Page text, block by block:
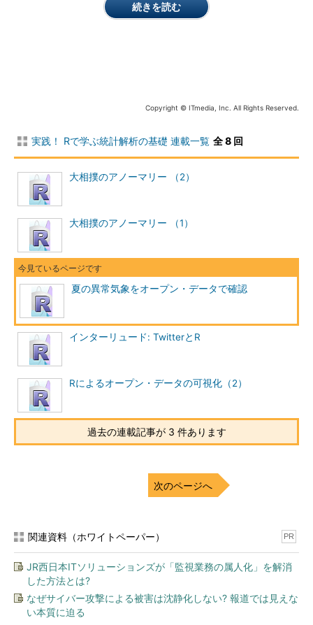
いうときは、表計算ソフトを使ってテーブル部分をコピー＆ペー
ます。こうした作業には、一番副作用が少ない表計算ソフトであ
る、OpenOfficeの表計算アプリケーションを利用するとうまく
OpenOfficeの新しいスプレットシートにコピー＆ペーストで持
っていくことにします。
これをCSVファイルに保存すれば、Rで利用できる東京の月別
温データを年でプロットしたものを、月別のファセットグラフに
してみましょう。ファセットグラフを描きたいので、今回も
ggplot2パッケージを利用します。 ggplot2をインストールして
いない読者の方は、
お願いします。
続きを読む
Copyright © ITmedia, Inc. All Rights Reserved.
実践！ Rで学ぶ統計解析の基礎 連載一覧 全 8 回
大相撲のアノーマリー （2）
大相撲のアノーマリー （1）
夏の異常気象をオープン・データで確認
インターリュード: TwitterとR
Rによるオープン・データの可視化（2）
過去の連載記事が 3 件あります
次のページへ
関連資料（ホワイトペーパー） PR
JR西日本ITソリューションズが「監視業務の属人化」を解消
した方法とは?
なぜサイバー攻撃による被害は沈静化しない? 報道では見えな
い本質に迫る